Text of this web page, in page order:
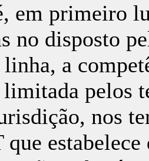
em primeiro
no disposto
linha, a
pelos
nos
que